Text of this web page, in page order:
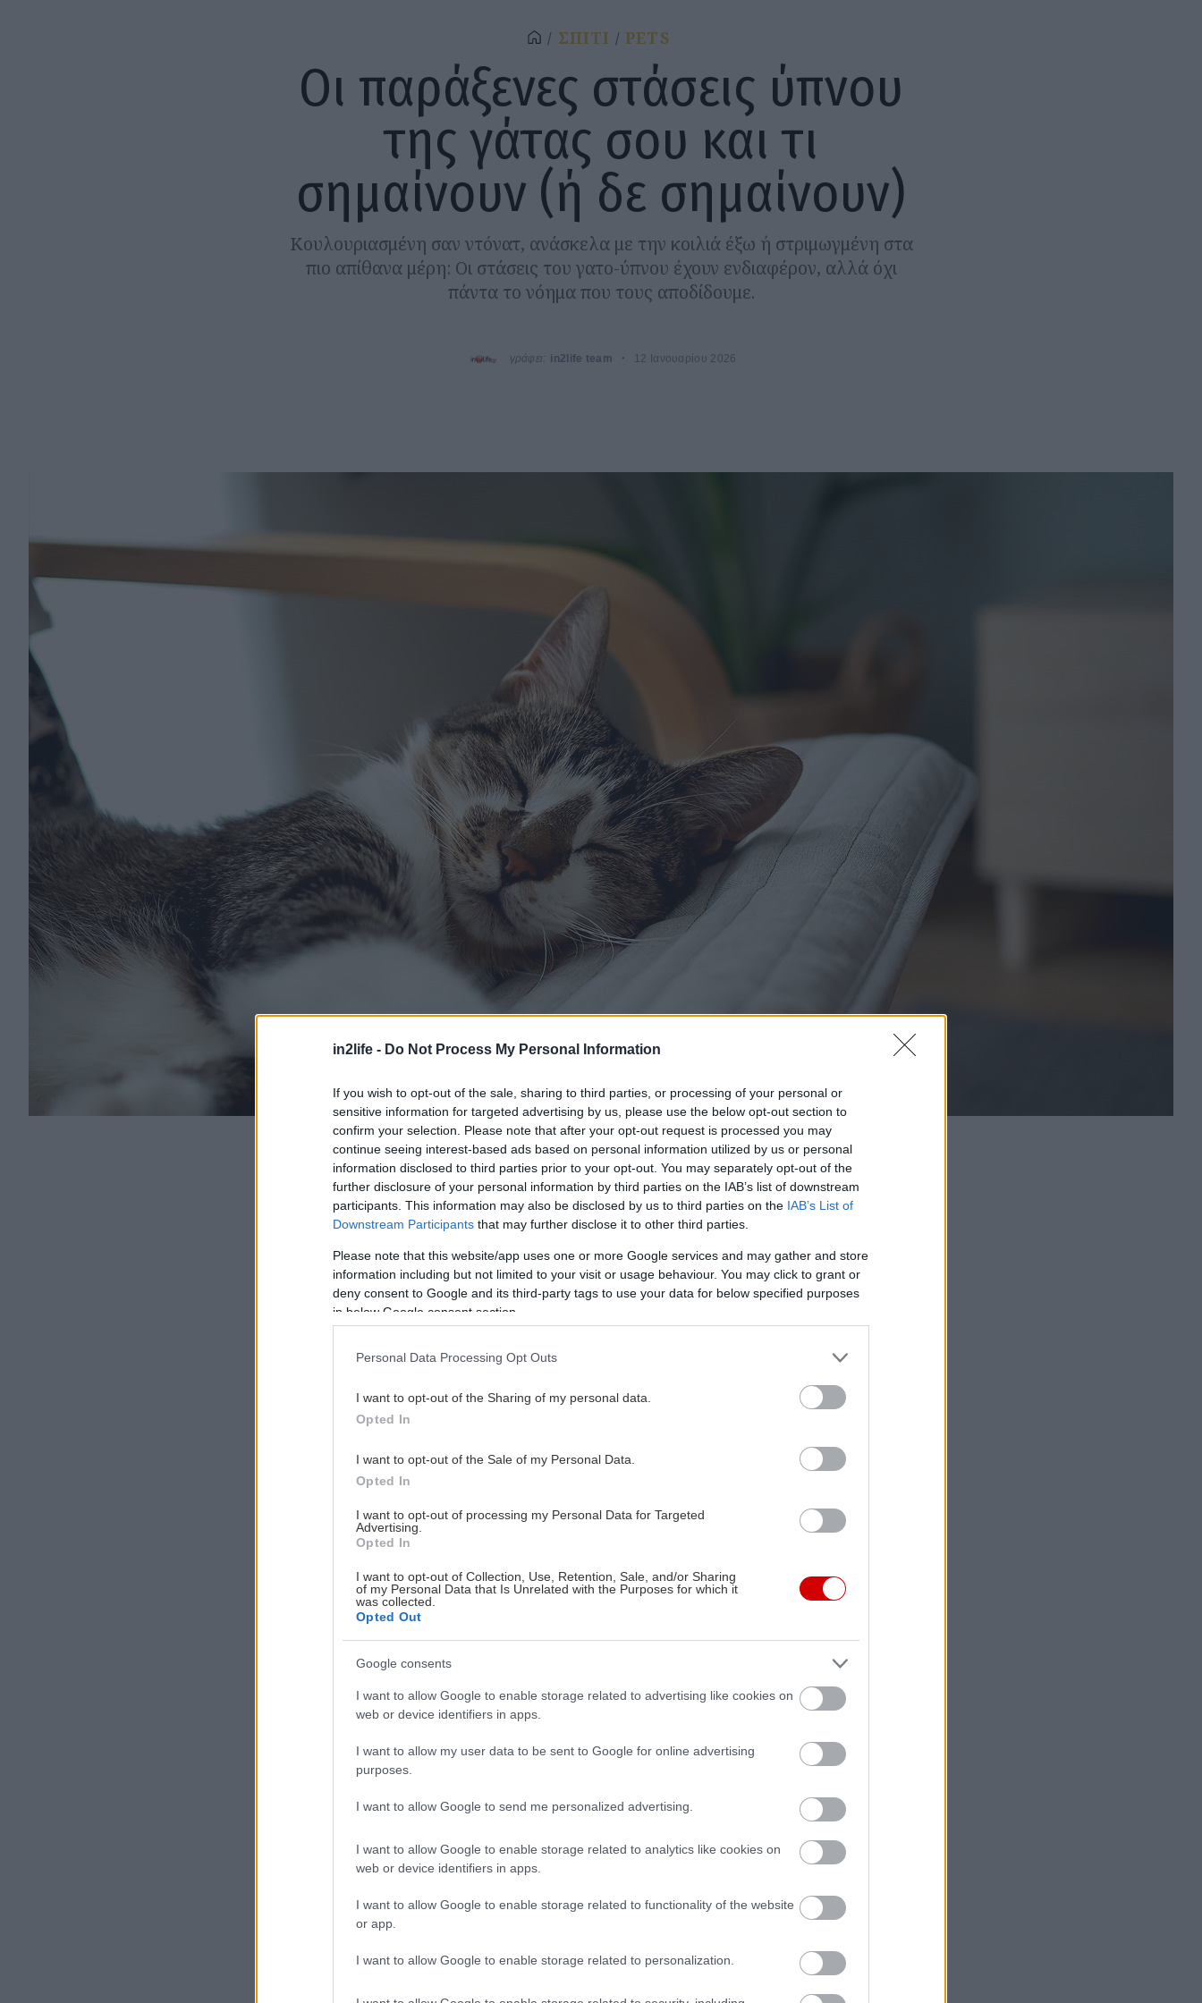
in2life - Do Not Process My Personal Information
If you wish to opt-out of the sale, sharing to third parties, or processing of your personal or
sensitive information for targeted advertising by us, please use the below opt-out section to
confirm your selection. Please note that after your opt-out request is processed you may
continue seeing interest-based ads based on personal information utilized by us or personal
information disclosed to third parties prior to your opt-out. You may separately opt-out of the
further disclosure of your personal information by third parties on the IAB’s list of downstream
participants. This information may also be disclosed by us to third parties on the IAB’s List of
Downstream Participants that may further disclose it to other third parties.
Please note that this website/app uses one or more Google services and may gather and store
information including but not limited to your visit or usage behaviour. You may click to grant or
deny consent to Google and its third-party tags to use your data for below specified purposes
in below Google consent section.
Personal Data Processing Opt Outs
I want to opt-out of the Sharing of my personal data.
Opted In
I want to opt-out of the Sale of my Personal Data.
Opted In
I want to opt-out of processing my Personal Data for Targeted
Advertising.
Opted In
I want to opt-out of Collection, Use, Retention, Sale, and/or Sharing
of my Personal Data that Is Unrelated with the Purposes for which it
was collected.
Opted Out
Google consents
I want to allow Google to enable storage related to advertising like cookies on
web or device identifiers in apps.
I want to allow my user data to be sent to Google for online advertising
purposes.
I want to allow Google to send me personalized advertising.
I want to allow Google to enable storage related to analytics like cookies on
web or device identifiers in apps.
I want to allow Google to enable storage related to functionality of the website
or app.
I want to allow Google to enable storage related to personalization.
ΣΠΙΤΙ PETS
Οι παράξενες στάσεις ύπνου
της γάτας σου και τι
σημαίνουν (ή δε σημαίνουν)
Κουλουριασμένη σαν ντόνατ, ανάσκελα με την κοιλιά έξω ή στριμωγμένη στα
πιο απίθανα μέρη: Οι στάσεις του γατο-ύπνου έχουν ενδιαφέρον, αλλά όχι
πάντα το νόημα που τους αποδίδουμε.
γράφει: in2life team 12 Ιανουαρίου 2026
Υ
πάρχει μια καθολική εμπειρία που ενώνει όλους τους γατο-γονείς: Η
στιγμή που χαζεύουμε τις μικρές μας θεότητες να κοιμούνται,
αναρωτώμενοι αν αυτό που βλέπουμε είναι άνεση ή κάποιο μικρό
μουδιάζει; Αναπνέει κανονικά; Και κυρίως: Μήπως προσπαθεί κάτι να μου πει;
Η αλήθεια είναι ότι οι γάτες κοιμούνται 12 έως 16 ώρες την ημέρα –μερικές φορές
και παραπάνω– και έχουν εξελίξει τον ύπνο σε τέχνη. Οι στάσεις τους μπορεί να
μοιάζουν μυστηριώδεις, αλλά τις περισσότερες φορές είναι απλώς πρακτικές,